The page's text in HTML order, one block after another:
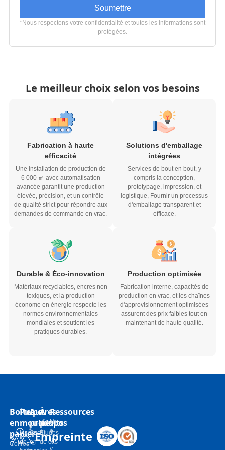
Soumettre
*Nous respectons votre confidentialité et toutes les informations sont
protégées.
Le meilleur choix selon vos besoins
Fabrication à haute
efficacité
Une installation de production de
6 000 ㎡ avec automatisation
avancée garantit une production
élevée, précision, et un contrôle
de qualité strict pour répondre aux
demandes de commande en vrac.
Solutions d'emballage
intégrées
Services de bout en bout, y
compris la conception,
prototypage, impression, et
logistique, Fournir un processus
d'emballage transparent et
efficace.
Durable & Éco-innovation
Matériaux recyclables, encres non
toxiques, et la production
économe en énergie respecte les
normes environnementales
mondiales et soutient les
pratiques durables.
Production optimisée
Fabrication interne, capacités de
production en vrac, et les chaînes
d'approvisionnement optimisées
assurent des prix faibles tout en
maintenant de haute qualité.
Boîtes
en
papier
Coffres-
Pulpe
moulée
Inserts
de
boîte-
Autres
produits
Sacs
en
papier
À
propos
Études
de cas
Ressources
N
o
u
v
Empreinte